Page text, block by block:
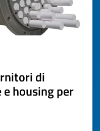
di
housing per